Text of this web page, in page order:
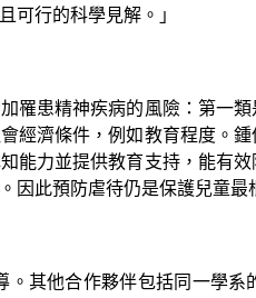
可行的科學見解。」
罹患精神疾病的風險：第一
經濟條件，例如教育程度。
能力並提供教育支持，能有
此預防虐待仍是保護兒童最
其他合作夥伴包括同一學